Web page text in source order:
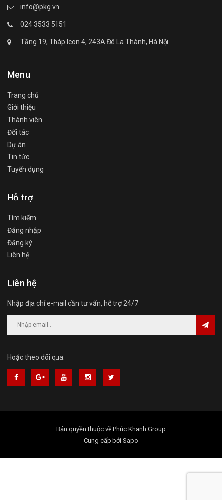
info@pkg.vn
024 3533 5151
Tầng 19, Tháp Icon 4, 243A Đê La Thành, Hà Nội
Menu
Trang chủ
Giới thiệu
Thành viên
Đối tác
Dự án
Tin tức
Tuyển dụng
Hỗ trợ
Tìm kiếm
Đăng nhập
Đăng ký
Liên hệ
Liên hệ
Nhập địa chỉ e-mail cần tư vấn, hỗ trợ 24/7
Hoặc theo dõi qua:
Bản quyền thuộc về Phúc Khanh Group
Cung cấp bởi Sapo